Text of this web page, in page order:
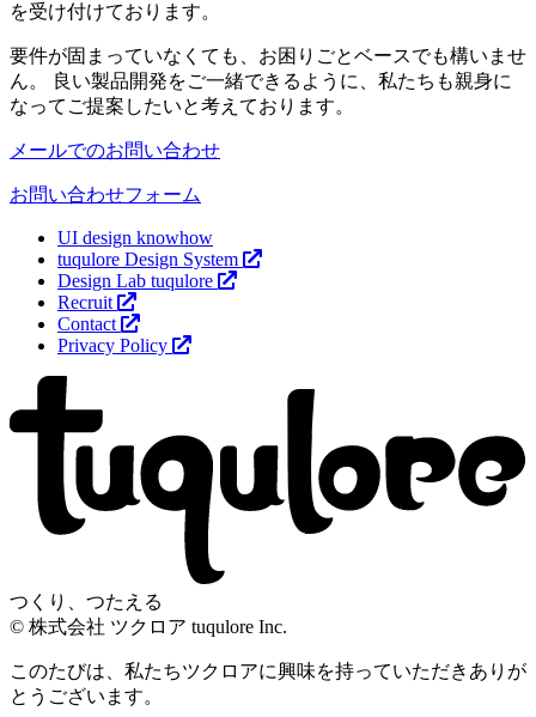
を受け付けております。
要件が固まっていなくても、お困りごとベースでも構いませ
ん。 良い製品開発をご一緒できるように、私たちも親身に
なってご提案したいと考えております。
メールでのお問い合わせ
お問い合わせフォーム
UI design knowhow
tuqulore Design System
Design Lab tuqulore
Recruit
Contact
Privacy Policy
つくり、つたえる
© 株式会社 ツクロア tuqulore Inc.
このたびは、私たちツクロアに興味を持っていただきありが
とうございます。